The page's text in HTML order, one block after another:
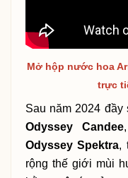
Mở hộp nước hoa
trực
Sau năm 2024
Odyssey Candee
Odyssey Spektra,
rộng thế giới mùi